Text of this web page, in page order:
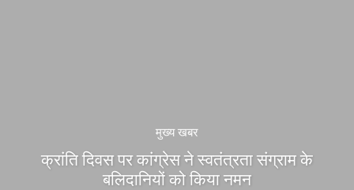
मुख्य खबर
क्रांति दिवस पर कांग्रेस ने स्वतंत्रता संग्राम के
बलिदानियों को किया नमन